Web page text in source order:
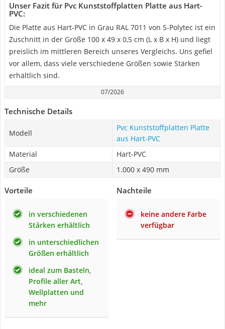
Unser Fazit für Pvc Kunststoffplatten Platte aus Hart-
PVC:
Die Platte aus Hart-PVC in Grau RAL 7011 von S-Polytec ist ein
Zuschnitt in der Größe 100 x 49 x 0,5 cm (L x B x H) und liegt
preislich im mittleren Bereich unseres Vergleichs. Uns gefiel
vor allem, dass viele verschiedene Größen sowie Stärken
erhältlich sind.
07/2026
Technische Details
Modell
Pvc Kunststoffplatten Platte
aus Hart-PVC
Material
Hart-PVC
Größe
1.000 x 490 mm
Vorteile
in verschiedenen
Stärken erhältlich
in unterschiedlichen
Größen erhältlich
ideal zum Basteln,
Profile aller Art,
Wellplatten und
mehr
Nachteile
keine andere Farbe
verfügbar